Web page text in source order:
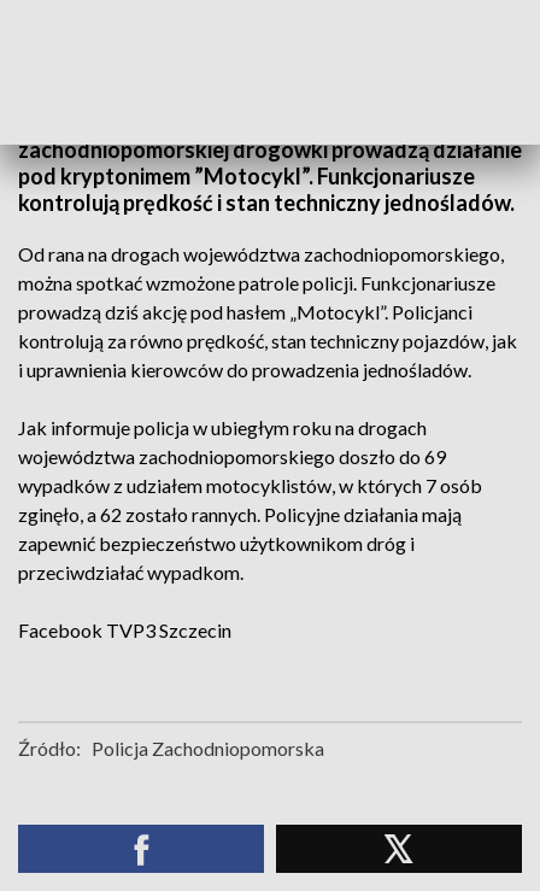
zachodniopomorskiej drogówki prowadzą działanie
pod kryptonimem ”Motocykl”. Funkcjonariusze
kontrolują prędkość i stan techniczny jednośladów.
Od rana na drogach województwa zachodniopomorskiego,
można spotkać wzmożone patrole policji. Funkcjonariusze
prowadzą dziś akcję pod hasłem „Motocykl”. Policjanci
kontrolują za równo prędkość, stan techniczny pojazdów, jak
i uprawnienia kierowców do prowadzenia jednośladów.
Jak informuje policja w ubiegłym roku na drogach
województwa zachodniopomorskiego doszło do 69
wypadków z udziałem motocyklistów, w których 7 osób
zginęło, a 62 zostało rannych. Policyjne działania mają
zapewnić bezpieczeństwo użytkownikom dróg i
przeciwdziałać wypadkom.
Facebook TVP3 Szczecin
Źródło: Policja Zachodniopomorska